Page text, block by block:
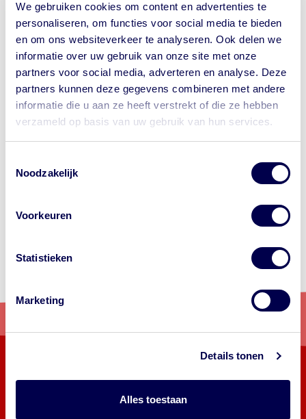
We gebruiken cookies om content en advertenties te
personaliseren, om functies voor social media te bieden
en om ons websiteverkeer te analyseren. Ook delen we
informatie over uw gebruik van onze site met onze
partners voor social media, adverteren en analyse. Deze
partners kunnen deze gegevens combineren met andere
informatie die u aan ze heeft verstrekt of die ze hebben
verzameld op basis van uw gebruik van hun services.
Noodzakelijk
Voorkeuren
Statistieken
Marketing
Details tonen
Alles toestaan